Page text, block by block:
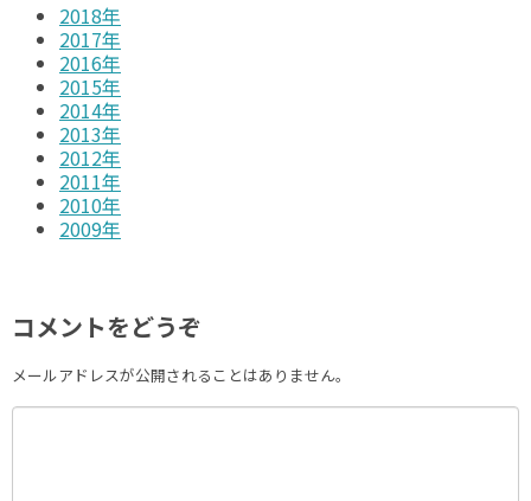
2018年
2017年
2016年
2015年
2014年
2013年
2012年
2011年
2010年
2009年
コメントをどうぞ
メールアドレスが公開されることはありません。